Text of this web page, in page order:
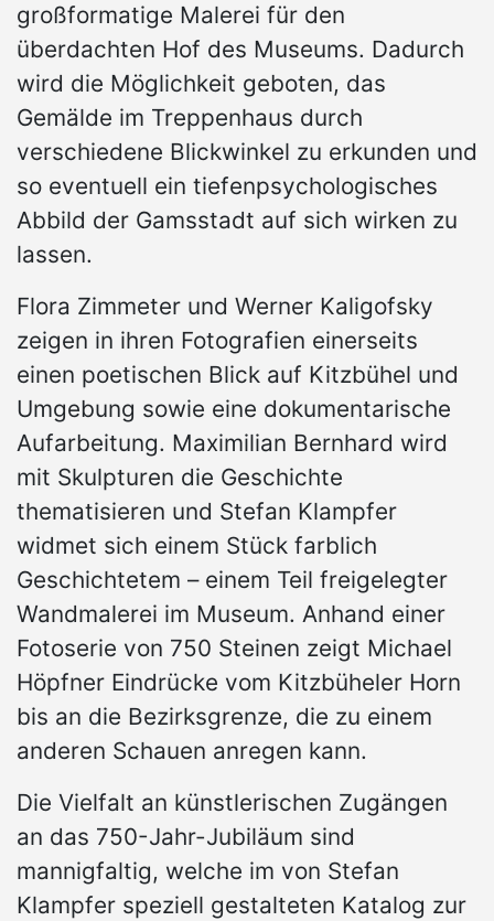
großformatige Malerei für den
überdachten Hof des Museums. Dadurch
wird die Möglichkeit geboten, das
Gemälde im Treppenhaus durch
verschiedene Blickwinkel zu erkunden und
so eventuell ein tiefenpsychologisches
Abbild der Gamsstadt auf sich wirken zu
lassen.
Flora Zimmeter und Werner Kaligofsky
zeigen in ihren Fotografien einerseits
einen poetischen Blick auf Kitzbühel und
Umgebung sowie eine dokumentarische
Aufarbeitung. Maximilian Bernhard wird
mit Skulpturen die Geschichte
thematisieren und Stefan Klampfer
widmet sich einem Stück farblich
Geschichtetem – einem Teil freigelegter
Wandmalerei im Museum. Anhand einer
Fotoserie von 750 Steinen zeigt Michael
Höpfner Eindrücke vom Kitzbüheler Horn
bis an die Bezirksgrenze, die zu einem
anderen Schauen anregen kann.
Die Vielfalt an künstlerischen Zugängen
an das 750-Jahr-Jubiläum sind
mannigfaltig, welche im von Stefan
Klampfer speziell gestalteten Katalog zur